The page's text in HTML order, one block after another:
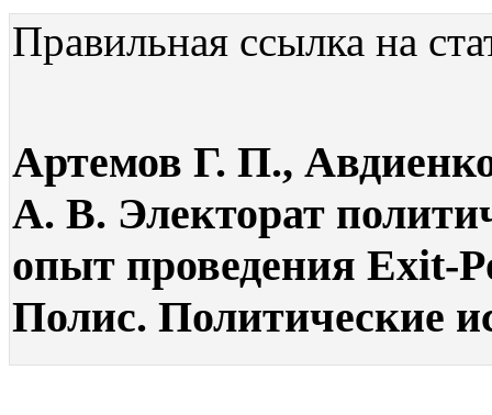
Правильная ссылка на
Артемов Г. П.,
А. В. Электорат
опыт проведения Exit-
Полис. Политические